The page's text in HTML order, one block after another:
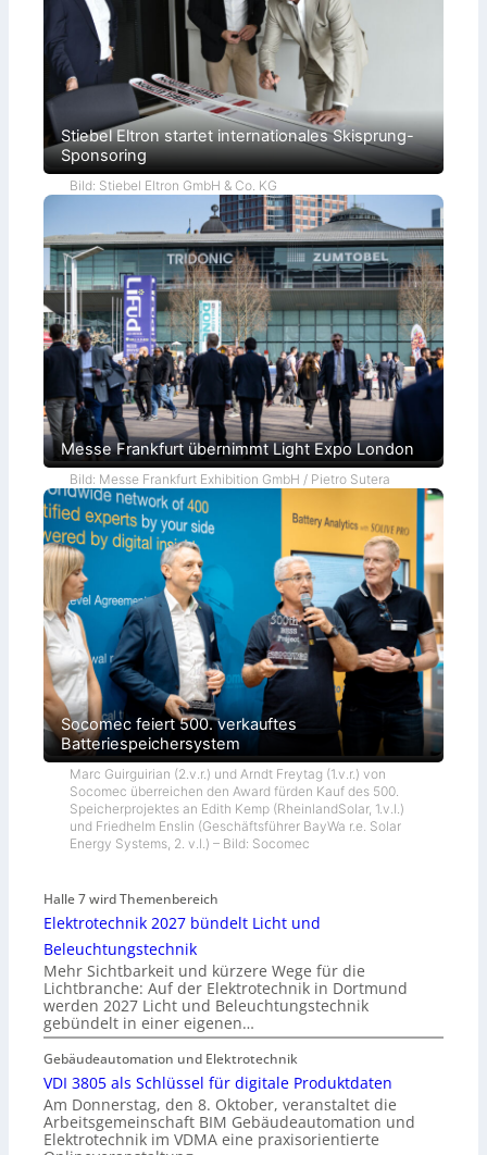
Stiebel Eltron startet internationales Skisprung-
Sponsoring
Bild: Stiebel Eltron GmbH & Co. KG
Messe Frankfurt übernimmt Light Expo London
Bild: Messe Frankfurt Exhibition GmbH / Pietro Sutera
Socomec feiert 500. verkauftes
Batteriespeichersystem
Marc Guirguirian (2.v.r.) und Arndt Freytag (1.v.r.) von
Socomec überreichen den Award fürden Kauf des 500.
Speicherprojektes an Edith Kemp (RheinlandSolar, 1.v.l.)
und Friedhelm Enslin (Geschäftsführer BayWa r.e. Solar
Energy Systems, 2. v.l.) – Bild: Socomec
Halle 7 wird Themenbereich
Elektrotechnik 2027 bündelt Licht und
Beleuchtungstechnik
Mehr Sichtbarkeit und kürzere Wege für die
Lichtbranche: Auf der Elektrotechnik in Dortmund
werden 2027 Licht und Beleuchtungstechnik
gebündelt in einer eigenen…
Gebäudeautomation und Elektrotechnik
VDI 3805 als Schlüssel für digitale Produktdaten
Am Donnerstag, den 8. Oktober, veranstaltet die
Arbeitsgemeinschaft BIM Gebäudeautomation und
Elektrotechnik im VDMA eine praxisorientierte